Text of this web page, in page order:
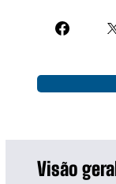
Visão